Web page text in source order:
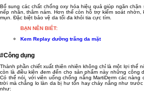
Bổ sung các chất chống oxy hóa hiệu quả giúp ngăn
nếp nhăn, thâm nám. Hơn thế còn hỗ trợ kiểm soát nhờn,
mụn. Đặc biệt bảo vệ da tối đa khỏi tia cực tím.
BẠN NÊN BIẾT:
Kem Replay dưỡng trắng da mặt
#Công dụng
Thành phần chiết xuất thiên nhiên không chỉ là một lợi thế
còn là điều kiện đem đến cho sản phẩm này những công
Có thể nói, với viên uống chống nắng MartiDerm các nàng
trời mà chẳng lo làn da bị hư tổn hay cháy nắng như
như: